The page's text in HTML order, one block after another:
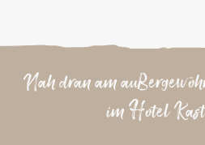
Nah dran am
im Hotel